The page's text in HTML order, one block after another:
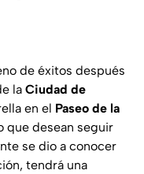
de éxitos después
la Ciudad de
en el Paseo de la
que desean seguir
se dio a conocer
tendrá una